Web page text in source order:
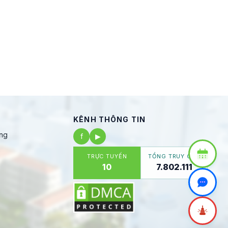
KÊNH THÔNG TIN
f
▶
TRỰC TUYẾN
10
TỔNG TRUY CẬP
7.802.111